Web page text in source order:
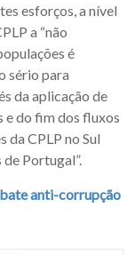
esforços, a nível
a “não
é
sério para
da aplicação de
do fim dos fluxos
CPLP no Sul
Portugal”.
anti-corrupção